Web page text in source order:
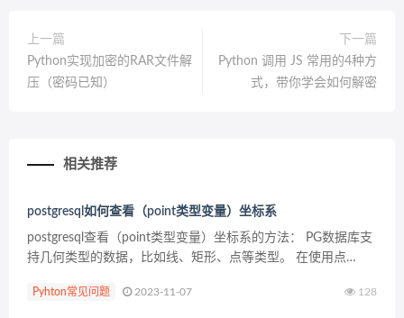
上一篇
Python实现加密的RAR文件解
压（密码已知）
下一篇
Python 调用 JS 常用的4种方
式，带你学会如何解密
相关推荐
postgresql如何查看（point类型变量）坐标系
postgresql查看（point类型变量）坐标系的方法： PG数据库支
持几何类型的数据，比如线、矩形、点等类型。 在使用点
如下： select ...
Pyhton常见问题 2023-11-07 128